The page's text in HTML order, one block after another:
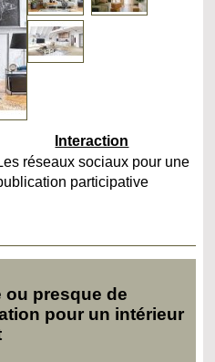
Interaction
réseaux sociaux pour une
participative
ou presque de
pour un intérieur